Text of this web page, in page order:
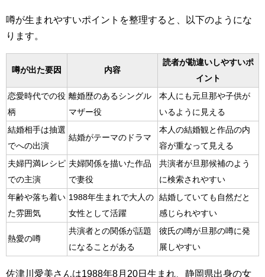
噂が生まれやすいポイントを整理すると、以下のようにな
ります。
噂が出た要因 内容
読者が勘違いしやすいポ
イント
恋愛時代での役
柄
離婚歴のあるシングル
マザー役
本人にも元旦那や子供が
いるように見える
結婚相手は抽選
でへの出演
結婚がテーマのドラマ
本人の結婚観と作品の内
容が重なって見える
夫婦円満レシピ
での主演
夫婦関係を描いた作品
で妻役
共演者が旦那候補のよう
に検索されやすい
年齢や落ち着い
た雰囲気
1988年生まれで大人の
女性として活躍
結婚していても自然だと
感じられやすい
熱愛の噂
共演者との関係が話題
になることがある
彼氏の噂が旦那の噂に発
展しやすい
佐津川愛美さんは1988年8月20日生まれ、静岡県出身の女